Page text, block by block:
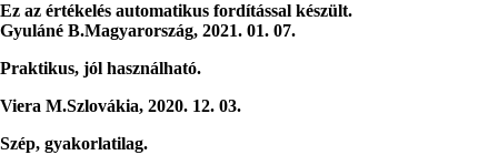
Ez az értékelés automatikus fordítással készült.
Gyuláné B.Magyarország, 2021. 01. 07.
Praktikus, jól használható.
Viera M.Szlovákia, 2020. 12. 03.
Szép, gyakorlatilag.